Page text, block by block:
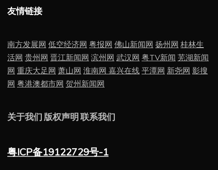
友情链接
南方发展网 低空经济网 粤报网 佛山新闻网 扬州网 桂林生
活网 贵州网 晋江新闻网 滨州网 武汉网 粤TV新闻 芜湖新闻
网 重庆大足网 萧山网 淮南网 嘉兴在线 平潭网 新尧网 影搜
网 粤港澳都市网 贺州新闻网
关于我们 版权声明 联系我们
粤ICP备19122729号-1